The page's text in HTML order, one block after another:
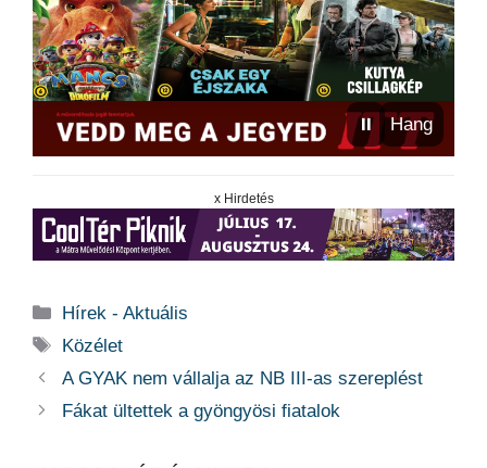
⏸ Hang
x Hirdetés
Kategória
Hírek - Aktuális
Címkék
Közélet
A GYAK nem vállalja az NB III-as szereplést
Fákat ültettek a gyöngyösi fiatalok